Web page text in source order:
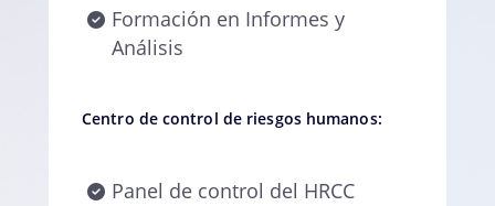
Formación en Informes y
Análisis
Centro de control de riesgos humanos:
Panel de control del HRCC